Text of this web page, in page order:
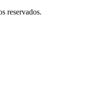
reservados.